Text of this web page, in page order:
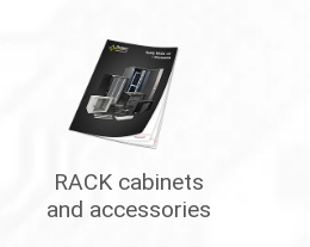
RACK cabinets
and accessories